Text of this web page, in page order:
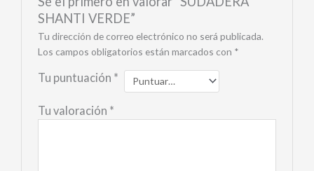
SHANTI VERDE”
Tu dirección de correo electrónico no será publicada.
Los campos obligatorios están marcados con *
Tu puntuación *
Tu valoración *